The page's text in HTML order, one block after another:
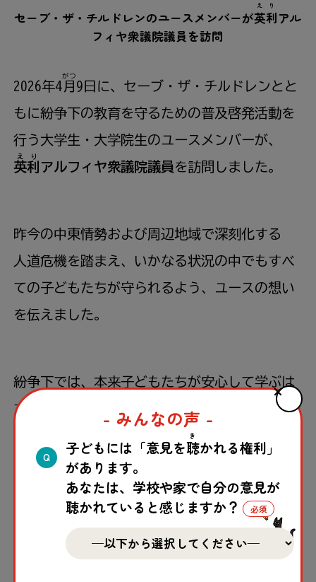
セーブ・ザ・チルドレンのユースメンバーが英利
えり
アル
フィヤ衆議院議員 を訪問
2026年4 月
がつ
9 日 に、セーブ・ザ・チルドレンとと
もに紛争下の教育を守るための普及啓発活動を
行う 大学生 ・ 大学院生のユースメンバーが、
英利
えり
アルフィヤ衆議院議員 を訪問 しました。
昨今の中東情勢および 周辺地域で深刻化する
人道危機を踏まえ、いかなる状況の中でもすべ
ての子どもたちが守られるよう、ユースの想い
を伝 えました。
紛争下では、本来子どもたちが安心 して学ぶは
ずの
対象 となっている
があ
たりにし、
社会 の未来を 育 む学
性を強く実感したこと。
どもや
ユースといった当事者の声を 聴 く中で、
当事者
- みんなの声 -
Q
子どもには「意見を聴
き
かれる権利」
があります。
あなたは、学校や家で自分の意見が
聴かれていると感じますか？